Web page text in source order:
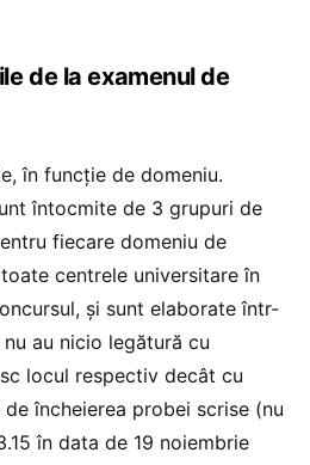
de la examenul de
în funcție de domeniu.
întocmite de 3 grupuri de
fiecare domeniu de
centrele universitare în
și sunt elaborate într-
au nicio legătură cu
locul respectiv decât cu
încheierea probei scrise (nu
în data de 19 noiembrie